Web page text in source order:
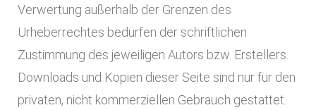
Verwertung außerhalb der Grenzen des
Urheberrechtes bedürfen der schriftlichen
Zustimmung des jeweiligen Autors bzw. Erstellers.
Downloads und Kopien dieser Seite sind nur für den
privaten, nicht kommerziellen Gebrauch gestattet.